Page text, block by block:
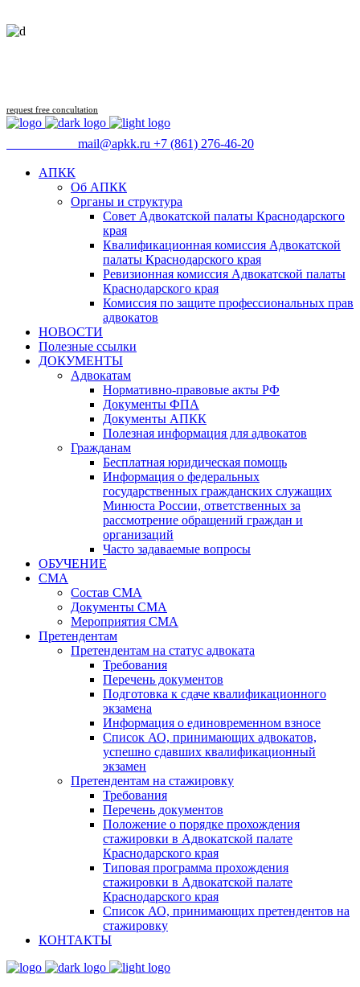
request free concultation
mail@apkk.ru +7 (861) 276-46-20
АПКК
Об АПКК
Органы и структура
Совет Адвокатской палаты Краснодарского
края
Квалификационная комиссия Адвокатской
палаты Краснодарского края
Ревизионная комиссия Адвокатской палаты
Краснодарского края
Комиссия по защите профессиональных прав
адвокатов
НОВОСТИ
Полезные ссылки
ДОКУМЕНТЫ
Адвокатам
Нормативно-правовые акты РФ
Документы ФПА
Документы АПКК
Полезная информация для адвокатов
Гражданам
Бесплатная юридическая помощь
Информация о федеральных
государственных гражданских служащих
Минюста России, ответственных за
рассмотрение обращений граждан и
организаций
Часто задаваемые вопросы
ОБУЧЕНИЕ
СМА
Состав СМА
Документы СМА
Мероприятия СМА
Претендентам
Претендентам на статус адвоката
Требования
Перечень документов
Подготовка к сдаче квалификационного
экзамена
Информация о единовременном взносе
Список АО, принимающих адвокатов,
успешно сдавших квалификационный
экзамен
Претендентам на стажировку
Требования
Перечень документов
Положение о порядке прохождения
стажировки в Адвокатской палате
Краснодарского края
Типовая программа прохождения
стажировки в Адвокатской палате
Краснодарского края
Список АО, принимающих претендентов на
стажировку
КОНТАКТЫ